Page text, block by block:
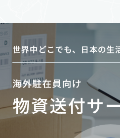
出版流
Contact
お問い合わせ「物資送付
の4つの
ご利用ま
よくある質問
特集